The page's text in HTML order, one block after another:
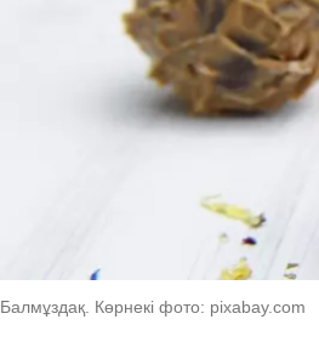
Балмұздақ. Көрнекі фото: pixabay.com